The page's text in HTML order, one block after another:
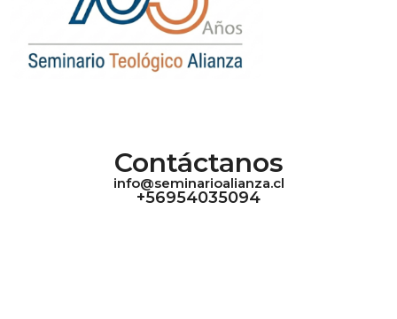
Contáctanos
info@seminarioalianza.cl
+56954035094